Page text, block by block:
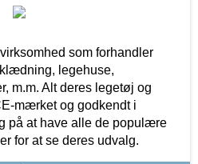
som forhandler
legehuse,
m.m. Alt deres legetøj og
mærket og godkendt i
på at have alle de populære
for at se deres udvalg.